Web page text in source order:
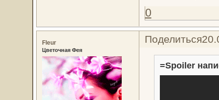
0
Поделиться
Fleur
Цветочная Фея
=Spoiler